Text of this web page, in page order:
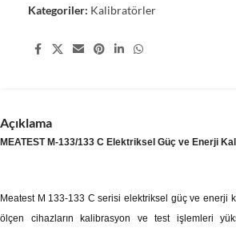
Kategoriler: Kalibratörler
Share:
Açıklama
MEATEST M-133/133 C Elektriksel Güç ve Enerji
Meatest M 133-133 C serisi elektriksel güç ve enerji
ölçen cihazların kalibrasyon ve test işlemleri